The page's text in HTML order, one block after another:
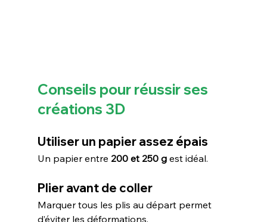
Conseils pour réussir ses
créations 3D
Utiliser un papier assez épais
Un papier entre 200 et 250 g est idéal.
Plier avant de coller
Marquer tous les plis au départ permet
d’éviter les déformations.